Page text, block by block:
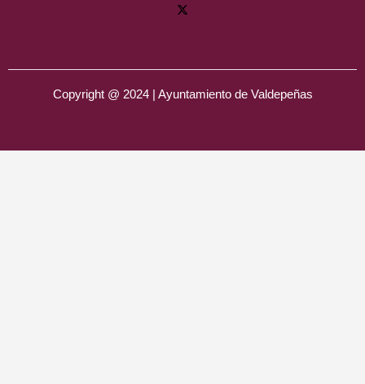
Copyright @ 2024 | Ayuntamiento de Valdepeñas